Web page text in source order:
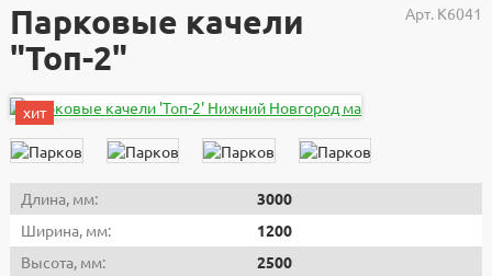
Арт. К6041
Парковые качели
"Топ-2"
хит
Длина, мм:
3000
Ширина, мм:
1200
Высота, мм:
2500